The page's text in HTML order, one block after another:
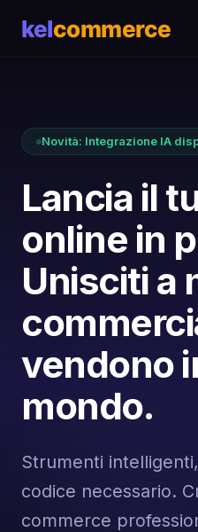
Novità: Integrazione IA
Lancia il
online in
Unisciti a
vendono
mondo.
Strumenti
codice necessario.
commerce